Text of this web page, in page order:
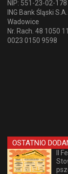
NIP: 551-23-02-178
ING Bank Śląski
Wadowice
Nr. Rach. 48 1050
0023 0150 9598
OSTATNIO
II